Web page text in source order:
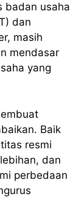
badan usaha
dan
masih
mendasar
yang
Baik
resmi
dan
perbedaan